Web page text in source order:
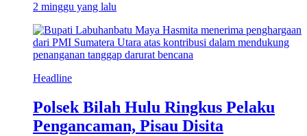
2 minggu yang lalu
Headline
Polsek Bilah Hulu Ringkus Pelaku
Pengancaman, Pisau Disita